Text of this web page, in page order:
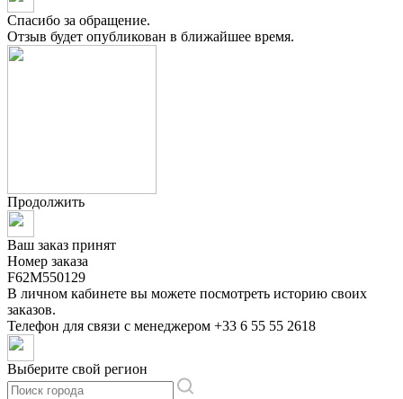
Спасибо за обращение.
Отзыв будет опубликован в ближайшее время.
Продолжить
Ваш заказ принят
Номер заказа
F62M550129
В личном кабинете вы можете посмотреть историю своих
заказов.
Телефон для связи с менеджером +33 6 55 55 2618
Выберите свой регион